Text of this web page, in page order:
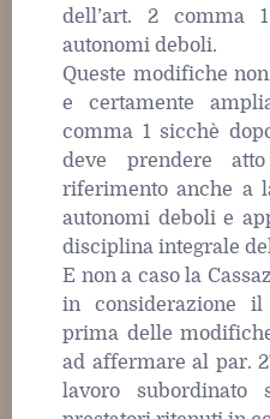
dell’art. 2 comma
autonomi deboli.
Queste modifiche
e certamente
comma 1 sicchè
deve prendere
riferimento anche a
autonomi deboli e
disciplina integrale
E non a caso la
in considerazione il
prima delle
ad affermare al par.
lavoro